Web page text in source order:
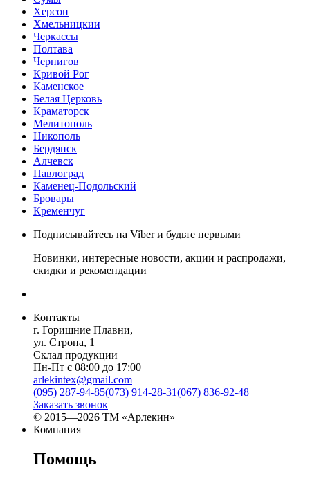
Херсон
Хмельницкии
Черкассы
Полтава
Чернигов
Кривой Рог
Каменское
Белая Церковь
Краматорск
Мелитополь
Никополь
Бердянск
Алчевск
Павлоград
Каменец-Подольский
Бровары
Кременчуг
Подписывайтесь на Viber и будьте первыми
Новинки, интересные новости, акции и распродажи,
скидки и рекомендации
Контакты
г. Горишние Плавни,
ул. Строна, 1
Склад продукции
Пн-Пт с 08:00 до 17:00
arlekintex@gmail.com
(095) 287-94-85(073) 914-28-31(067) 836-92-48
Заказать звонок
© 2015—2026 ТМ «Арлекин»
Компания
Помощь